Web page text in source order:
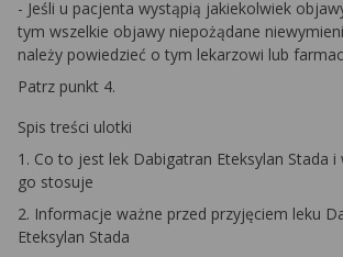
- Jeśli u pacjenta wystąpią jakiekolwiek
tym wszelkie objawy niepożądane
należy powiedzieć o tym lekarzowi lub
Patrz punkt 4.
Spis treści ulotki
1. Co to jest lek Dabigatran Eteksylan Stada i
go stosuje
2. Informacje ważne przed przyjęciem leku
Eteksylan Stada